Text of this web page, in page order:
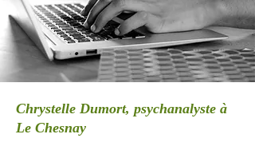
Chrystelle Dumort, psychanalyste à
Le Chesnay